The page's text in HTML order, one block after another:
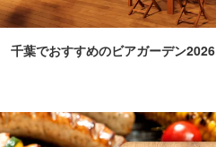
千葉でおすすめのビアガーデン2026